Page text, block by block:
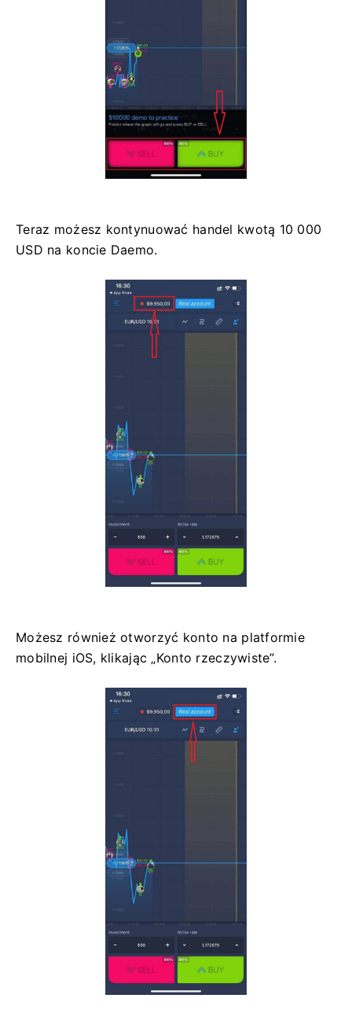
Teraz możesz kontynuować handel kwotą 10 000
USD na koncie Daemo.
Możesz również otworzyć konto na platformie
mobilnej iOS, klikając „Konto rzeczywiste”.